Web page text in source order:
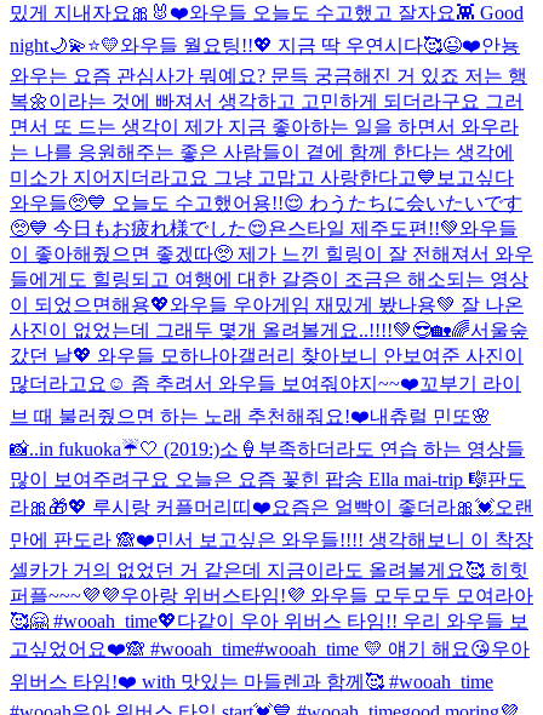
밌게 지내자요🎀🐰❤️와우들 오늘도 수고했고 잘자요👾 Good
night🌙💫⭐️💛와우들 월요팅!!💖 지금 딱 우연시다🥰😉❤️안뇽
와우는 요즘 관심사가 뭐예요? 문득 궁금해진 거 있죠 저는 행
복🌼이라는 것에 빠져서 생각하고 고민하게 되더라구요 그러
면서 또 드는 생각이 제가 지금 좋아하는 일을 하면서 와우라
는 나를 응원해주는 좋은 사람들이 곁에 함께 한다는 생각에
미소가 지어지더라고요 그냥 고맙고 사랑한다고💙 보고싶다
와우들🥺💙 오늘도 수고했어용!!😌 わうたちに会いたいです
🥺💙 今日もお疲れ様でした😌욘스타일 제주도편!!💚와우들
이 좋아해줬으면 좋겠따🥺 제가 느낀 힐링이 잘 전해져서 와우
들에게도 힐링되고 여행에 대한 갈증이 조금은 해소되는 영상
이 되었으면해용💖와우들 우아게임 재밌게 봤나용💚 잘 나온
사진이 없었는데 그래두 몇개 올려볼게요..!!!!💚😎🏡🌈서울숲
갔던 날💖 와우들 모하나아갤러리 찾아보니 안보여준 사진이
많더라고요☺️ 좀 추려서 와우들 보여줘야지~~❤️꼬부기 라이
브 때 불러줬으면 하는 노래 추천해줘요!❤️내츄럴 민또🌸
📸..in fukuoka☔️🤍 (2019:)소🍦 부족하더라도 연습 하는 영상들
많이 보여주려구요 오늘은 요즘 꽃힌 팝송 Ella mai-trip 🎼판도
라🎀🎁💖 루시랑 커플머리띠❤️요즘은 얼빡이 좋더라🎀💓오랜
만에 판도라 🙈❤️민서 보고싶은 와우들!!!! 생각해보니 이 착장
셀카가 거의 없었던 거 같은데 지금이라도 올려볼게요🥰 히힛
퍼플~~~💜💜우아랑 위버스타임!💜 와우들 모두모두 모여라아
🥰🤗 #wooah_time💖다같이 우아 위버스 타임!! 우리 와우들 보
고싶었어요❤️🙈 #wooah_time#wooah_time 💛 얘기 해요😘우아
위버스 타임!❤️ with 맛있는 마들렌과 함께🥰 #wooah_time